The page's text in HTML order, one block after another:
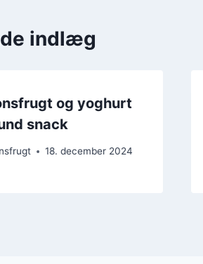
indlæg
og yoghurt
snack
18. december 2024